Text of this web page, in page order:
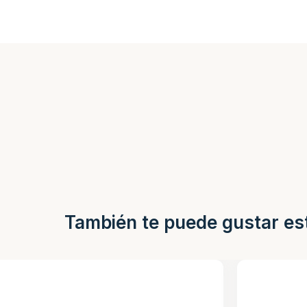
También te puede gustar